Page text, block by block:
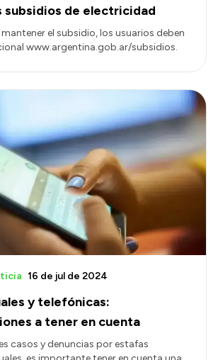
subsidios de electricidad
el subsidio, los usuarios deben
www.argentina.gob.ar/subsidios.
y telefónicas:
a tener en cuenta
16 de jul de 2024
casos y denuncias por estafas